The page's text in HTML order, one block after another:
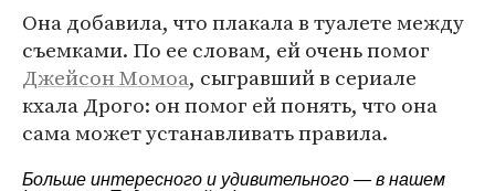
Она добавила, что плакала в туалете между
съемками. По ее словам, ей очень помог
Джейсон Момоа, сыгравший в сериале
кхала Дрого: он помог ей понять, что она
сама может устанавливать правила.
Больше интересного и удивительного — в нашем